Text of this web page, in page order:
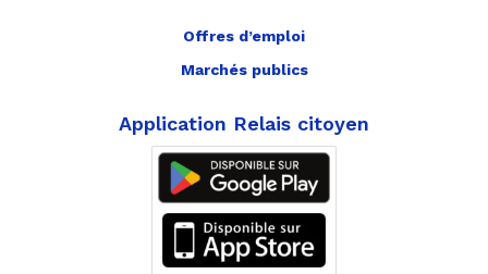
Offres d’emploi
Marchés publics
Application Relais citoyen